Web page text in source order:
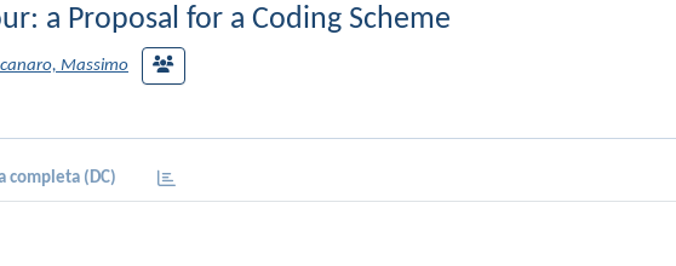
a Proposal for a Coding Scheme
Massimo
completa (DC)